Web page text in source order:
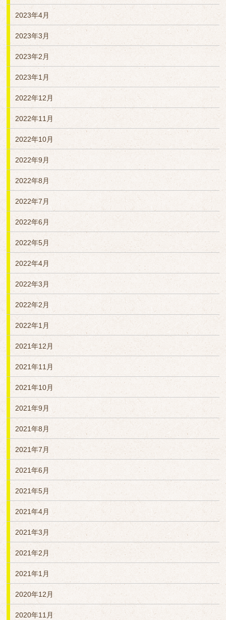
2023年4月
2023年3月
2023年2月
2023年1月
2022年12月
2022年11月
2022年10月
2022年9月
2022年8月
2022年7月
2022年6月
2022年5月
2022年4月
2022年3月
2022年2月
2022年1月
2021年12月
2021年11月
2021年10月
2021年9月
2021年8月
2021年7月
2021年6月
2021年5月
2021年4月
2021年3月
2021年2月
2021年1月
2020年12月
2020年11月